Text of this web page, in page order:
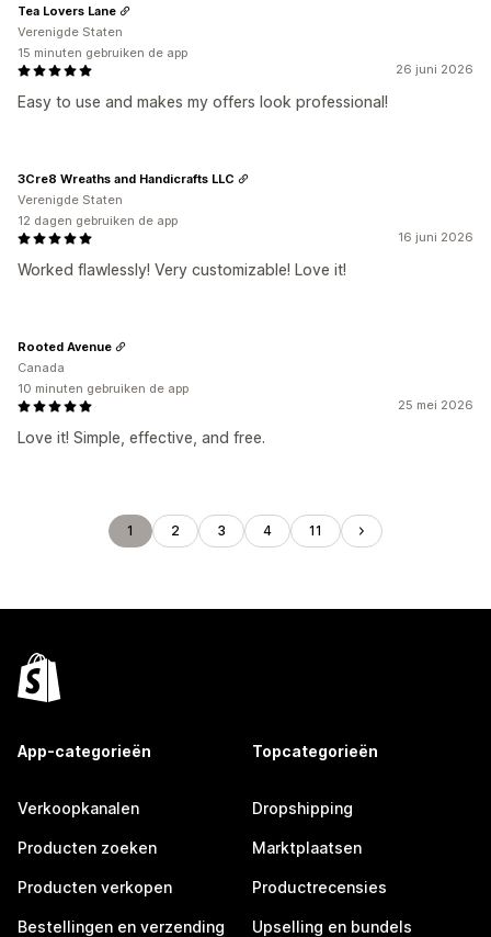
26 juni 2026
Easy to use and makes my offers look professional!
Tea Lovers Lane
Verenigde Staten
15 minuten gebruiken de app
16 juni 2026
Worked flawlessly! Very customizable! Love it!
3Cre8 Wreaths and Handicrafts LLC
Verenigde Staten
12 dagen gebruiken de app
25 mei 2026
Love it! Simple, effective, and free.
Rooted Avenue
Canada
10 minuten gebruiken de app
1 2 3 4 11
App-categorieën
Verkoopkanalen
Producten zoeken
Producten verkopen
Bestellingen en verzending
Topcategorieën
Dropshipping
Marktplaatsen
Productrecensies
Upselling en bundels